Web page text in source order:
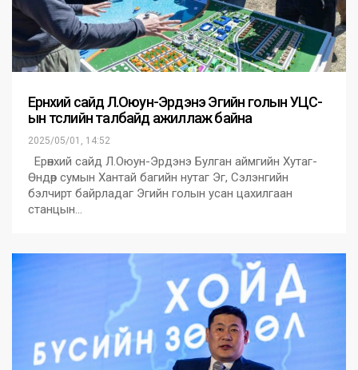
Ерөнхий сайд Л.Оюун-Эрдэнэ Эгийн голын УЦС-
ын төслийн талбайд ажиллаж байна
2025/05/01, 14:52
Ерөнхий сайд Л.Оюун-Эрдэнэ Булган аймгийн Хутаг-
Өндөр сумын Хантай багийн нутаг Эг, Сэлэнгийн
бэлчирт байрладаг Эгийн голын усан цахилгаан
станцын…